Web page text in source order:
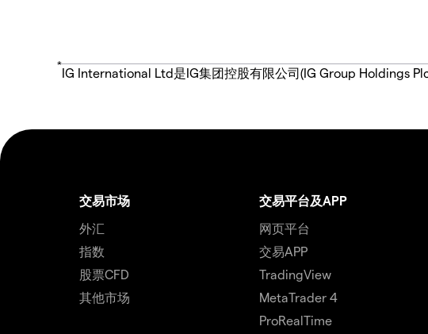
*
IG International Ltd是IG集团控股有限公司(IG Group Holdings
交易市场
外汇
指数
股票CFD
其他市场
交易平台及APP
网页平台
交易APP
TradingView
MetaTrader 4
ProRealTime